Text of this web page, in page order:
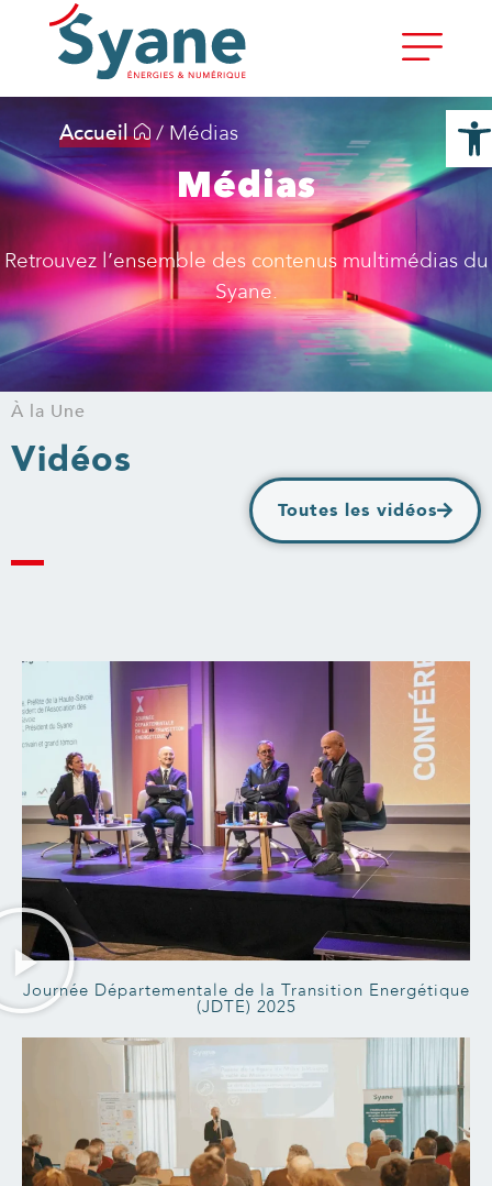
Accueil /Médias
Médias
Retrouvez l’ensemble des contenus multimédias du
Syane.
À la Une
Vidéos
Toutes les vidéos
Journée Départementale de la Transition Energétique
(JDTE) 2025